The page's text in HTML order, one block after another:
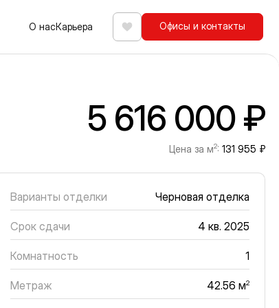
О насКарьера Избранное
Офисы и контакты
5 616 000 ₽
Цена за м2: 131 955 ₽
Варианты отделки Черновая отделка
Срок сдачи 4 кв. 2025
Комнатность 1
Метраж 42.56 м2